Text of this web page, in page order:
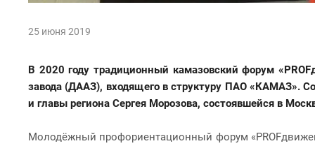
25 июня 2019
В 2020 году традиционный камазовский форум
завода (ДААЗ), входящего в структуру ПАО «КАМАЗ».
и главы региона Сергея Морозова, состоявшейся в
Молодёжный профориентационный форум